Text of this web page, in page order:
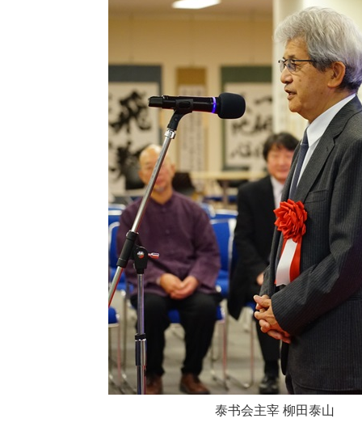
泰书会主宰 柳田泰山